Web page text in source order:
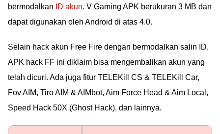
bermodalkan
ID akun. V Gaming APK berukuran 3 MB dan
dapat digunakan oleh Android di atas 4.0.
Selain hack akun Free Fire dengan bermodalkan salin ID,
APK hack FF ini diklaim bisa mengembalikan akun yang
telah dicuri. Ada juga fitur TELEKill CS & TELEKill Car,
Fov AIM, Tiro AIM & AIMbot, Aim Force Head & Aim Local,
Speed Hack 50X (Ghost Hack), dan lainnya.